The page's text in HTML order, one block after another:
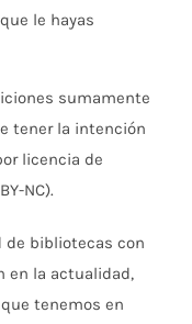
le hayas
sumamente
tener la intención
licencia de
NC).
de bibliotecas con
en la actualidad,
que tenemos en